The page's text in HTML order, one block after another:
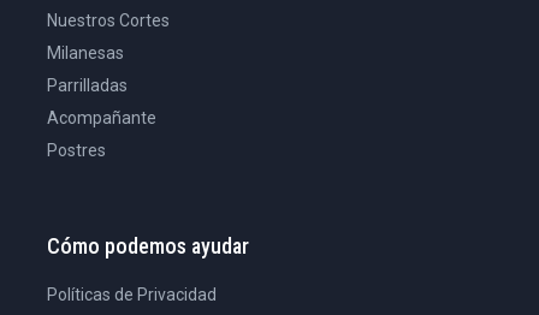
Nuestros Cortes
Milanesas
Parrilladas
Acompañante
Postres
Cómo podemos ayudar
Políticas de Privacidad